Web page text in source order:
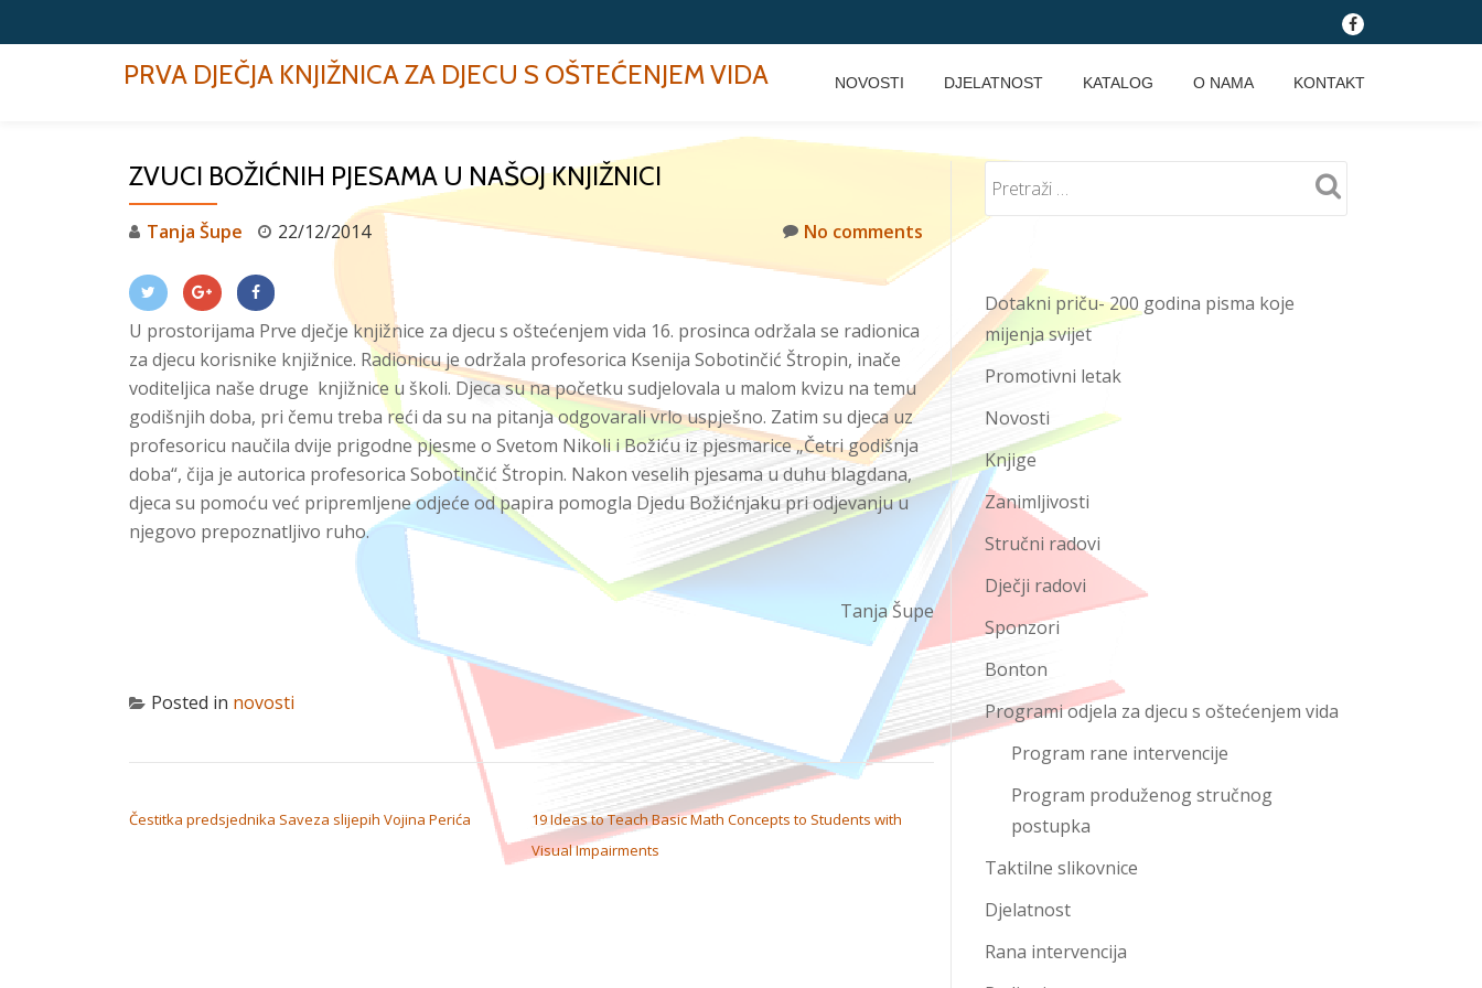
fa-
PRVA DJEČJA KNJIŽNICA ZA DJECU S OŠTEĆENJEM VIDA NOVOSTI DJELATNOST KATALOG O NAMA KONTAKT
ZVUCI BOŽIĆNIH PJESAMA U NAŠOJ KNJIŽNICI
Tanja Šupe 22/12/2014 No comments
U prostorijama Prve dječje knjižnice za djecu s oštećenjem vida 16. prosinca održala se radionica
za djecu korisnike knjižnice. Radionicu je održala profesorica Ksenija Sobotinčić Štropin, inače
voditeljica naše druge knjižnice u školi. Djeca su na početku sudjelovala u malom kvizu na temu
godišnjih doba, pri čemu treba reći da su na pitanja odgovarali vrlo uspješno. Zatim su djeca uz
profesoricu naučila dvije prigodne pjesme o Svetom Nikoli i Božiću iz pjesmarice „Četri godišnja
doba“, čija je autorica profesorica Sobotinčić Štropin. Nakon veselih pjesama u duhu blagdana,
djeca su pomoću već pripremljene odjeće od papira pomogla Djedu Božićnjaku pri odjevanju u
njegovo prepoznatljivo ruho.
Tanja Šupe
Posted in novosti
Čestitka predsjednika Saveza slijepih Vojina Perića
19 Ideas to Teach Basic Math Concepts to Students with
Visual Impairments
Dotakni priču- 200 godina pisma koje
mijenja svijet
Promotivni letak
Novosti
Knjige
Zanimljivosti
Stručni radovi
Dječji radovi
Sponzori
Bonton
Programi odjela za djecu s oštećenjem vida
Program rane intervencije
Program produženog stručnog
postupka
Taktilne slikovnice
Djelatnost
Rana intervencija